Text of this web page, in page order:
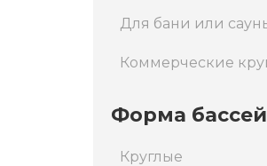
Для бани или
Коммерческие
Форма
Круглые